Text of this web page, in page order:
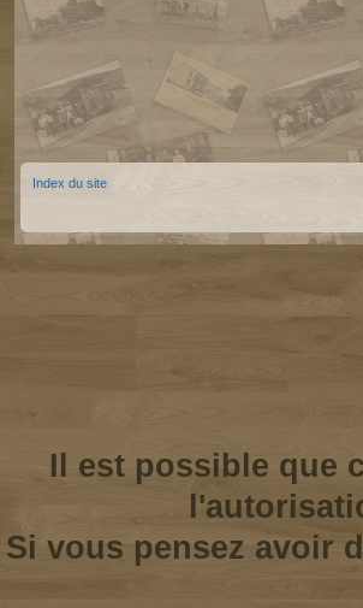
Index du site
Il est possible que
Si vous pensez avoir